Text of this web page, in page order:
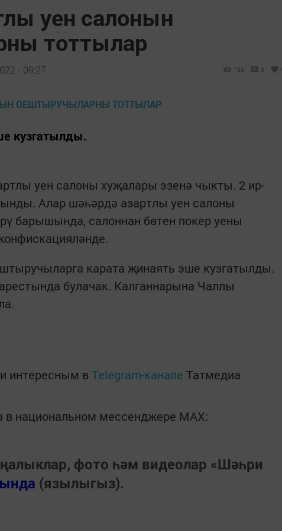
уен салонын
тоттылар
- 09:27 735 0
кузгатылды.
уен салоны хуҗалары эзенә чыкты. 2 ир-
Алар шәһәрдә азартлы уен салоны
барышында, салоннан бөтен покер уены
карата җинаять эше кузгатылды.
булачак. Калганнарына Чаллы
интересным в Telegram-канале Татмедиа
в национальном мессенджере MАХ:
фото һәм видеолар «Шәһри
(язылыгыз).